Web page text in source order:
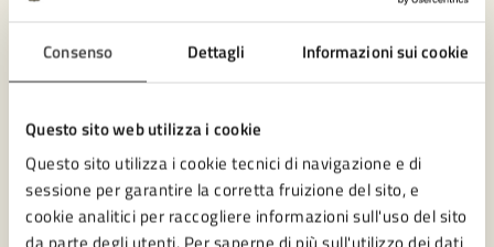
Consenso Dettagli Informazioni sui cookie
Questo sito web utilizza i cookie
Questo sito utilizza i cookie tecnici di navigazione e di
sessione per garantire la corretta fruizione del sito, e
cookie analitici per raccogliere informazioni sull'uso del sito
Numero verde 0547-356111
Prenota appuntamento
Problemi in città
Segnala disservizio